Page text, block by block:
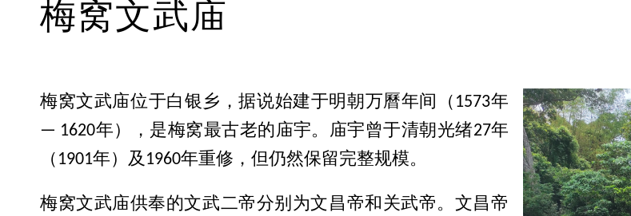
梅窝文武庙
梅窝文武庙位于白银乡，据说始建于明朝万曆年间（1573年
— 1620年），是梅窝最古老的庙宇。庙宇曾于清朝光绪27年
（1901年）及1960年重修，但仍然保留完整规模。
梅窝文武庙供奉的文武二帝分别为文昌帝和关武帝。文昌帝